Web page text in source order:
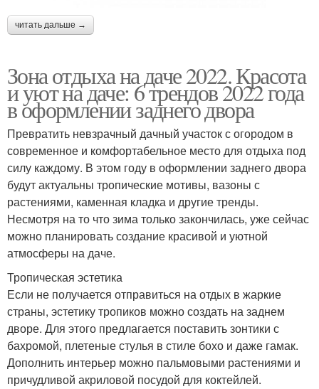
читать дальше →
Зона отдыха на даче 2022. Красота
и уют на даче: 6 трендов 2022 года
в оформлении заднего двора
Превратить невзрачный дачный участок с огородом в
современное и комфортабельное место для отдыха под
силу каждому. В этом году в оформлении заднего двора
будут актуальны тропические мотивы, вазоны с
растениями, каменная кладка и другие тренды.
Несмотря на то что зима только закончилась, уже сейчас
можно планировать создание красивой и уютной
атмосферы на даче.
Тропическая эстетика
Если не получается отправиться на отдых в жаркие
страны, эстетику тропиков можно создать на заднем
дворе. Для этого предлагается поставить зонтики с
бахромой, плетеные стулья в стиле бохо и даже гамак.
Дополнить интерьер можно пальмовыми растениями и
причудливой акриловой посудой для коктейлей.